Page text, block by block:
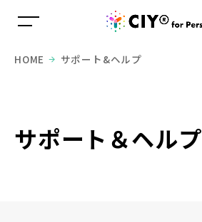
HOME サポート&ヘルプ
サポート＆ヘルプ